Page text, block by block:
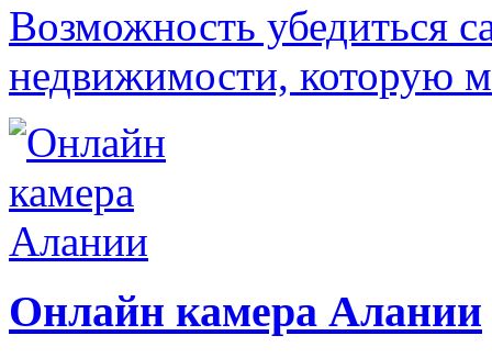
Возможность убедиться
недвижимости, которую
Онлайн камера Алании